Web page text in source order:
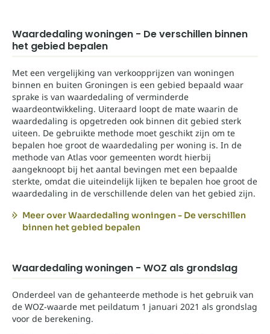
Waardedaling woningen - De verschillen binnen
het gebied bepalen
Met een vergelijking van verkoopprijzen van woningen
binnen en buiten Groningen is een gebied bepaald waar
sprake is van waardedaling of verminderde
waardeontwikkeling. Uiteraard loopt de mate waarin de
waardedaling is opgetreden ook binnen dit gebied sterk
uiteen. De gebruikte methode moet geschikt zijn om te
bepalen hoe groot de waardedaling per woning is. In de
methode van Atlas voor gemeenten wordt hierbij
aangeknoopt bij het aantal bevingen met een bepaalde
sterkte, omdat die uiteindelijk lijken te bepalen hoe groot de
waardedaling in de verschillende delen van het gebied zijn.
Meer over Waardedaling woningen - De verschillen
binnen het gebied bepalen
Waardedaling woningen - WOZ als grondslag
Onderdeel van de gehanteerde methode is het gebruik van
de WOZ-waarde met peildatum 1 januari 2021 als grondslag
voor de berekening.